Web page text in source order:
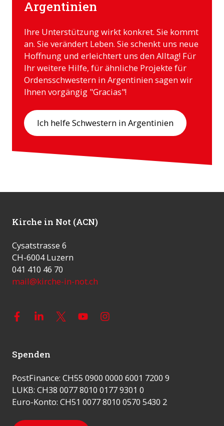
Argentinien
Ihre Unterstützung wirkt konkret. Sie kommt
an. Sie verändert Leben. Sie schenkt uns neue
Hoffnung und erleichtert uns den Alltag! Für
Ihr weitere Hilfe, für ähnliche Projekte für
Ordensschwestern in Argentinien sagen wir
Ihnen vorgängig "Gracias"!
Ich helfe Schwestern in Argentinien
Kirche in Not (ACN)
Cysatstrasse 6
CH-6004 Luzern
041 410 46 70
mail@kirche-in-not.ch
Spenden
PostFinance: CH55 0900 0000 6001 7200 9
LUKB: CH38 0077 8010 0177 9301 0
Euro-Konto: CH51 0077 8010 0570 5430 2